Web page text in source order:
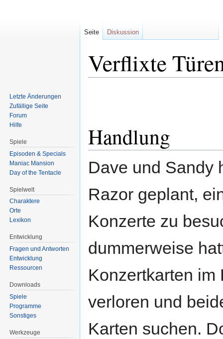
Verflixte
Handlung
Dave und Sandy
Razor geplant,
Konzerte zu
dummerweise
Konzertkarten im
verloren und
Karten suchen.
Seite Diskussion
Letzte Änderungen
Zufällige Seite
Forum
Hilfe
Spiele
Episoden & Specials
Maniac Mansion
Day of the Tentacle
Spielwelt
Charaktere
Orte
Lexikon
Entwicklung
Fragen und Antworten
Entwicklung
Ressourcen
Downloads
Spiele
Programme
Sonstiges
Werkzeuge